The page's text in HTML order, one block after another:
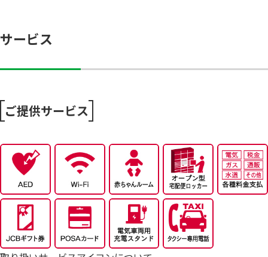
ー…
8/4～今から活躍する夏アイテム特集
7/25～全力プライス8月号
サービス
ご提供サービス